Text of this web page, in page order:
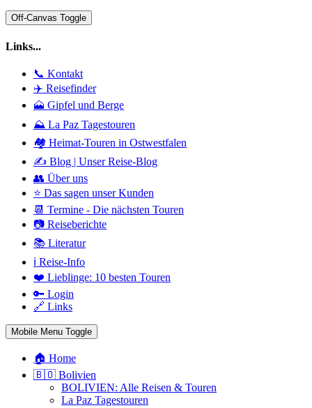
Off-Canvas Toggle
Links...
📞 Kontakt
✈️ Reisefinder
🗻 Gipfel und Berge
⛰️ La Paz Tagestouren
🏘️ Heimat-Touren in Ostwestfalen
✍️ Blog | Unser Reise-Blog
👥 Über uns
⭐ Das sagen unser Kunden
📆 Termine - Die nächsten Touren
📷 Reiseberichte
📚 Literatur
ℹ️ Reise-Info
❤️ Lieblinge: 10 besten Touren
🔑 Login
🔗 Links
Mobile Menu Toggle
🏠 Home
🇧🇴 Bolivien
BOLIVIEN: Alle Reisen & Touren
La Paz Tagestouren